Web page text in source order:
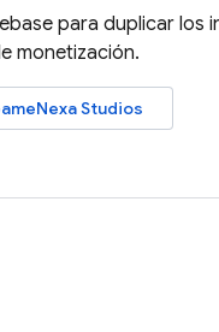
para duplicar
monetización.
Studios